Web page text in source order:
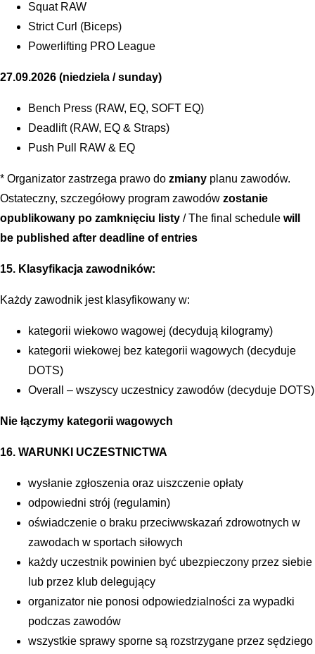
Squat RAW
Strict Curl (Biceps)
Powerlifting PRO League
27.09.2026 (niedziela / sunday)
Bench Press (RAW, EQ, SOFT EQ)
Deadlift (RAW, EQ & Straps)
Push Pull RAW & EQ
* Organizator zastrzega prawo do zmiany planu zawodów.
Ostateczny, szczegółowy program zawodów zostanie
opublikowany po zamknięciu listy / The final schedule will
be published after deadline of entries
15. Klasyfikacja zawodników:
Każdy zawodnik jest klasyfikowany w:
kategorii wiekowo wagowej (decydują kilogramy)
kategorii wiekowej bez kategorii wagowych (decyduje
DOTS)
Overall – wszyscy uczestnicy zawodów (decyduje DOTS)
Nie łączymy kategorii wagowych
16. WARUNKI UCZESTNICTWA
wysłanie zgłoszenia oraz uiszczenie opłaty
odpowiedni strój (regulamin)
oświadczenie o braku przeciwwskazań zdrowotnych w
zawodach w sportach siłowych
każdy uczestnik powinien być ubezpieczony przez siebie
lub przez klub delegujący
organizator nie ponosi odpowiedzialności za wypadki
podczas zawodów
wszystkie sprawy sporne są rozstrzygane przez sędziego